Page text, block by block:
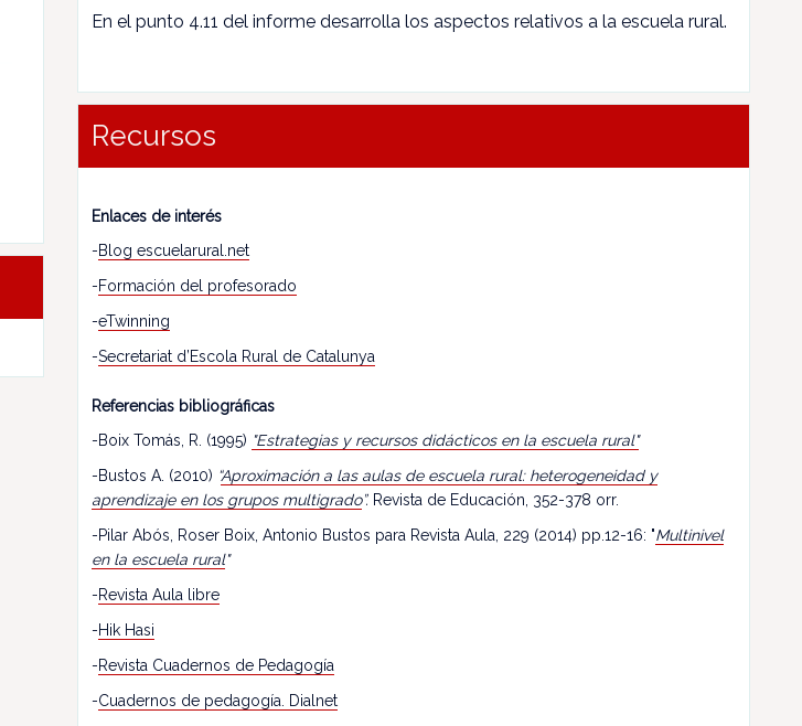
En el punto 4.11 del informe desarrolla los aspectos relativos a la escuela rural.
Recursos
Enlaces de interés
-Blog escuelarural.net
-Formación del profesorado
-eTwinning
-Secretariat d’Escola Rural de Catalunya
Referencias bibliográficas
-Boix Tomás, R. (1995) "Estrategias y recursos didácticos en la escuela rural"
-Bustos A. (2010) “Aproximación a las aulas de escuela rural: heterogeneidad y
aprendizaje en los grupos multigrado”. Revista de Educación, 352-378 orr.
-Pilar Abós, Roser Boix, Antonio Bustos para Revista Aula, 229 (2014) pp.12-16: "Multinivel
en la escuela rural"
-Revista Aula libre
-Hik Hasi
-Revista Cuadernos de Pedagogía
-Cuadernos de pedagogía. Dialnet